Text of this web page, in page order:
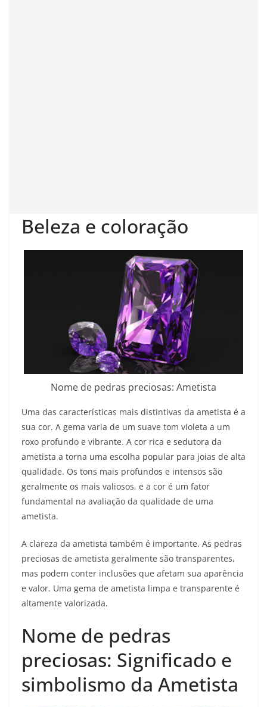
Beleza e coloração
Nome de pedras preciosas: Ametista
Uma das características mais distintivas da ametista é a
sua cor. A gema varia de um suave tom violeta a um
roxo profundo e vibrante. A cor rica e sedutora da
ametista a torna uma escolha popular para joias de alta
qualidade. Os tons mais profundos e intensos são
geralmente os mais valiosos, e a cor é um fator
fundamental na avaliação da qualidade de uma
ametista.
A clareza da ametista também é importante. As pedras
preciosas de ametista geralmente são transparentes,
mas podem conter inclusões que afetam sua aparência
e valor. Uma gema de ametista limpa e transparente é
altamente valorizada.
Nome de pedras
preciosas: Significado e
simbolismo da Ametista